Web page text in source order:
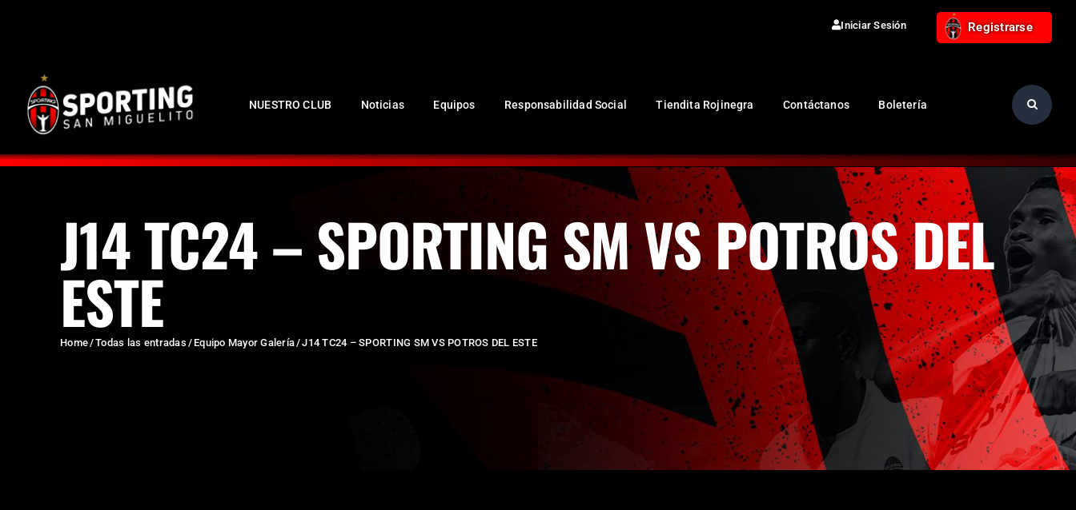
Iniciar Sesión Registrarse
NUESTRO CLUB Noticias Equipos Responsabilidad Social Tiendita Rojinegra Contáctanos Boletería
J14 TC24 – SPORTING SM VS POTROS DEL
ESTE
Home Todas las entradas Equipo Mayor Galería J14 TC24 – SPORTING SM VS POTROS DEL ESTE
Responsabilidad Social
Contáctanos